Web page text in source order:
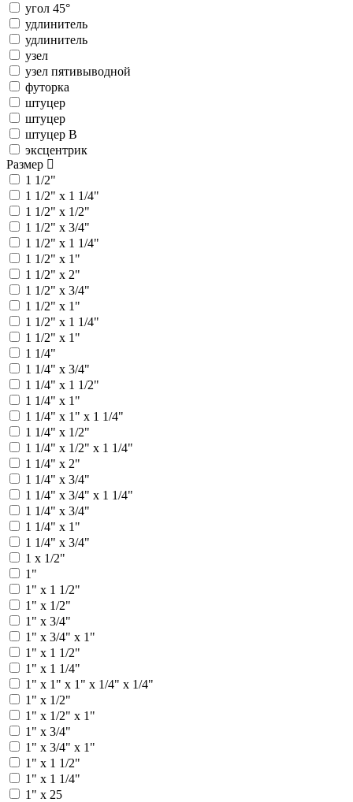
угол 45°
удлинитель
удлинитель
узел
узел пятивыводной
футорка
штуцер
штуцер
штуцер В
эксцентрик
Размер
1 1/2"
1 1/2" x 1 1/4"
1 1/2" x 1/2"
1 1/2" x 3/4"
1 1/2" х 1 1/4"
1 1/2" х 1"
1 1/2" х 2"
1 1/2" х 3/4"
1 1/2" x 1"
1 1/2" х 1 1/4"
1 1/2" х 1"
1 1/4"
1 1/4" x 3/4"
1 1/4" х 1 1/2"
1 1/4" х 1"
1 1/4" х 1" х 1 1/4"
1 1/4" х 1/2"
1 1/4" х 1/2" х 1 1/4"
1 1/4" х 2"
1 1/4" х 3/4"
1 1/4" х 3/4" х 1 1/4"
1 1/4" x 3/4"
1 1/4" х 1"
1 1/4" х 3/4"
1 х 1/2"
1"
1" x 1 1/2"
1" x 1/2"
1" x 3/4"
1" x 3/4" x 1"
1" х 1 1/2"
1" х 1 1/4"
1" х 1" х 1" х 1/4" х 1/4"
1" х 1/2"
1" х 1/2" х 1"
1" х 3/4"
1" х 3/4" х 1"
1" x 1 1/2"
1" x 1 1/4"
1" x 25